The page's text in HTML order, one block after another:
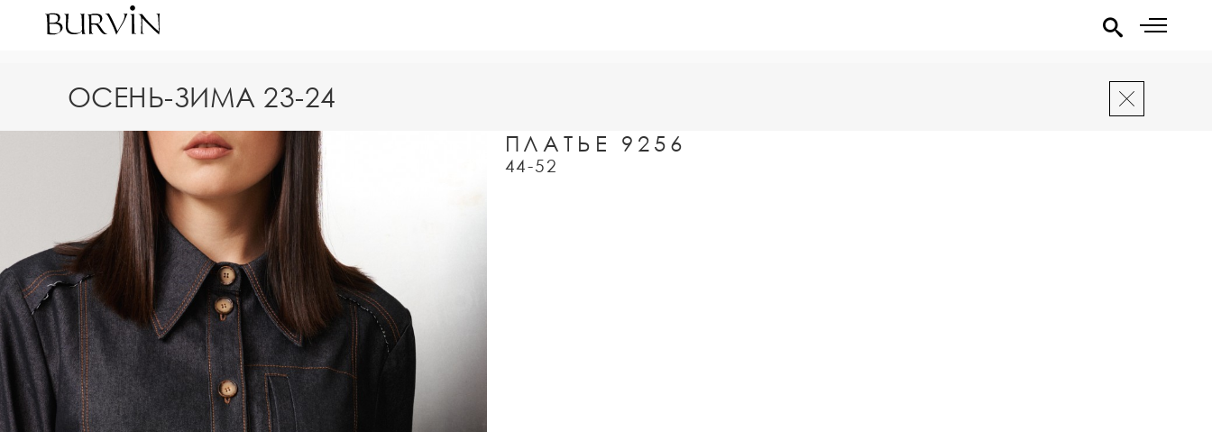
ПЛАТЬЕ 9256
44-52
ОСЕНЬ-ЗИМА 23-24